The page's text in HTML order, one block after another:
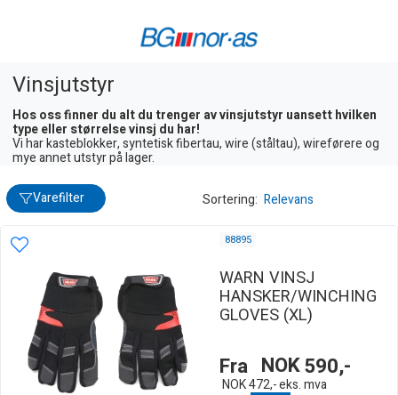
Vinsjutstyr
Hos oss finner du alt du trenger av vinsjutstyr uansett hvilken
type eller størrelse vinsj du har!
Vi har kasteblokker, syntetisk fibertau, wire (ståltau), wireførere og
mye annet utstyr på lager.
Varefilter Sortering: Relevans
88895
WARN VINSJ
HANSKER/WINCHING
GLOVES (XL)
Fra NOK590,-
NOK472,-eks. mva